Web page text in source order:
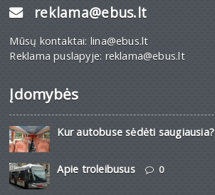
reklama@ebus.lt
Mūsų kontaktai: lina@ebus.lt
Reklama puslapyje: reklama@ebus.lt
Įdomybės
Kur autobuse sėdėti saugiausia?
Apie troleibusus 0